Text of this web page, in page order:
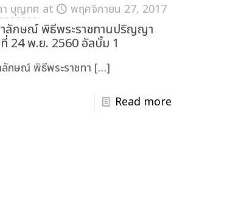
า บุญทศ at พฤศจิกายน 27, 2017
าลักษณ์ พิธีพระราชทานปริญญา
24 พ.ย. 2560 อัลบั้ม 1
ลักษณ์ พิธีพระราชทา […]
Read more